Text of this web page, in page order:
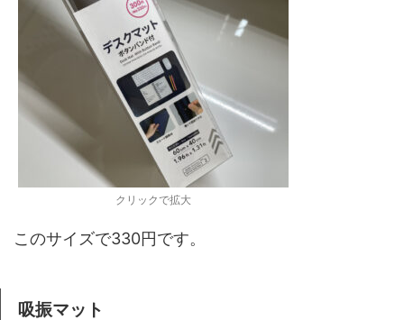
クリックで拡大
このサイズで330円です。
吸振マット